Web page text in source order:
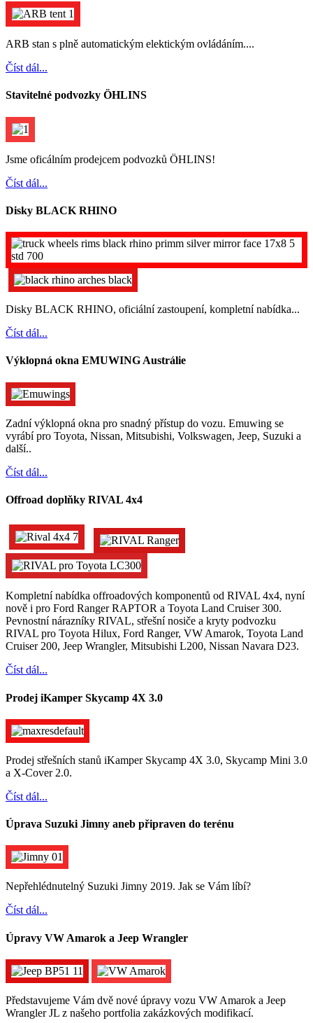
ARB stan s plně automatickým elektickým ovládáním....
Číst dál...
Stavitelné podvozky ÖHLINS
Jsme oficálním prodejcem podvozků ÖHLINS!
Číst dál...
Disky BLACK RHINO
Disky BLACK RHINO, oficiální zastoupení, kompletní nabídka...
Číst dál...
Výklopná okna EMUWING Austrálie
Zadní výklopná okna pro snadný přístup do vozu. Emuwing se
vyrábí pro Toyota, Nissan, Mitsubishi, Volkswagen, Jeep, Suzuki a
další..
Číst dál...
Offroad doplňky RIVAL 4x4
Kompletní nabídka offroadových komponentů od RIVAL 4x4, nyní
nově i pro Ford Ranger RAPTOR a Toyota Land Cruiser 300.
Pevnostní nárazníky RIVAL, střešní nosiče a kryty podvozku
RIVAL pro Toyota Hilux, Ford Ranger, VW Amarok, Toyota Land
Cruiser 200, Jeep Wrangler, Mitsubishi L200, Nissan Navara D23.
Číst dál...
Prodej iKamper Skycamp 4X 3.0
Prodej střešních stanů iKamper Skycamp 4X 3.0, Skycamp Mini 3.0
a X-Cover 2.0.
Číst dál...
Úprava Suzuki Jimny aneb připraven do terénu
Nepřehlédnutelný Suzuki Jimny 2019. Jak se Vám líbí?
Číst dál...
Úpravy VW Amarok a Jeep Wrangler
Představujeme Vám dvě nové úpravy vozu VW Amarok a Jeep
Wrangler JL z našeho portfolia zakázkových modifikací.